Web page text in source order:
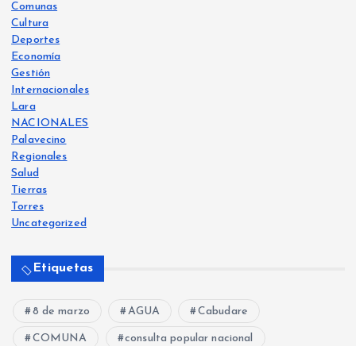
Comunas
Cultura
Deportes
Economía
Gestión
Internacionales
Lara
NACIONALES
Palavecino
Regionales
Salud
Tierras
Torres
Uncategorized
Etiquetas
8 de marzo AGUA Cabudare
COMUNA consulta popular nacional